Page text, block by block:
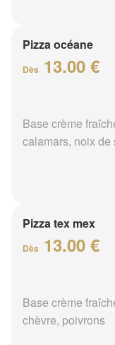
Pizza océane
Dès 13.00 €
Base crème
calamars, noix
Pizza tex mex
Dès 13.00 €
Base crème
chèvre, poivrons